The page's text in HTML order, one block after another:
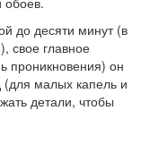
до десяти минут (в
свое главное
проникновения) он
(для малых капель и
детали, чтобы